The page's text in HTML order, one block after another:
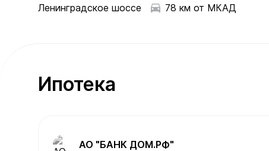
Ленинградское шоссе 78 км от МКАД
Ипотека
АО "БАНК ДОМ.РФ"